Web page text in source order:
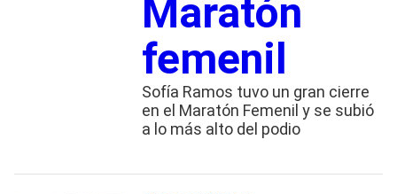
Maratón
femenil
Sofía Ramos tuvo un gran cierre
en el Maratón Femenil y se subió
a lo más alto del podio